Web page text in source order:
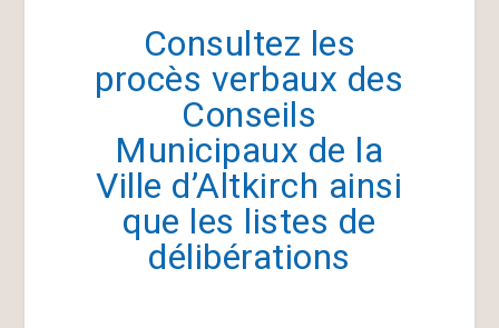
Consultez les
procès verbaux des
Conseils
Municipaux de la
Ville d’Altkirch ainsi
que les listes de
délibérations